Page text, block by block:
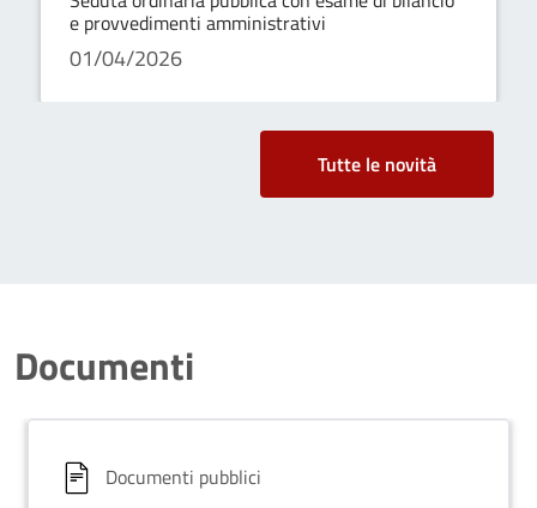
e provvedimenti amministrativi
01/04/2026
Tutte le novità
Documenti
Documenti pubblici